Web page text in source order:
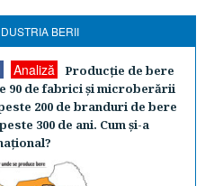
BERII
Analiză
Producţie de bere
90 de fabrici şi microberării
200 de branduri de bere
300 de ani. Cum şi-a